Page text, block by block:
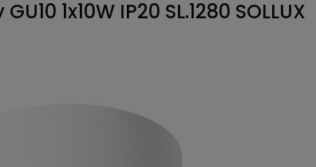
1x10W IP20 SL.1280 SOLLUX